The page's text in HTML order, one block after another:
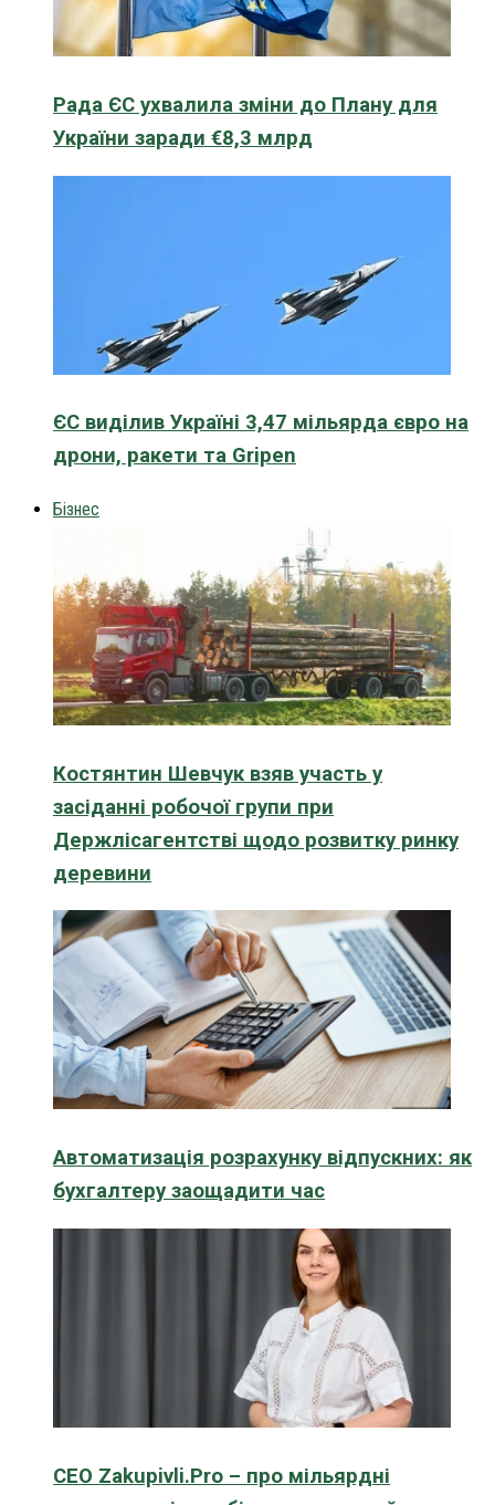
Рада ЄС ухвалила зміни до Плану для
України заради €8,3 млрд
ЄС виділив Україні 3,47 мільярда євро на
дрони, ракети та Gripen
Бізнес
Костянтин Шевчук взяв участь у
засіданні робочої групи при
Держлісагентстві щодо розвитку ринку
деревини
Автоматизація розрахунку відпускних: як
бухгалтеру заощадити час
CEO Zakupivli.Pro – про мільярдні